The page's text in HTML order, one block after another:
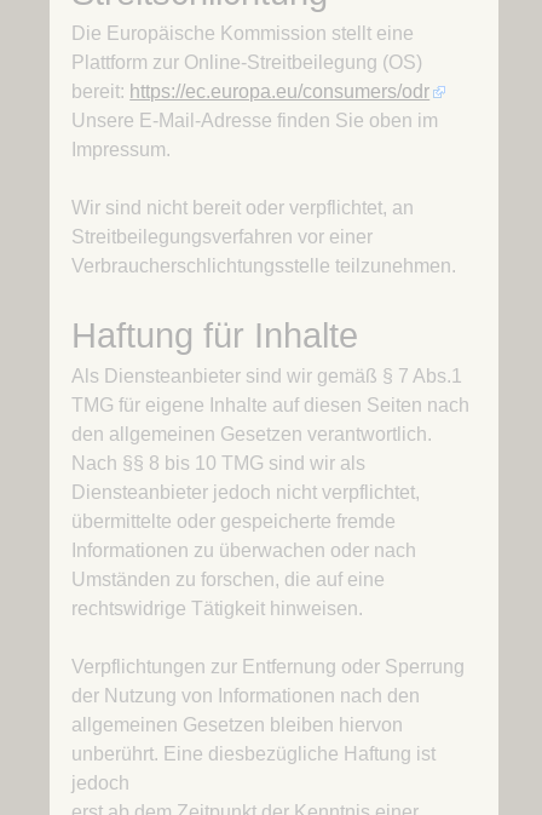
Die Europäische Kommission stellt eine
Plattform zur Online-Streitbeilegung (OS)
bereit: https://ec.europa.eu/consumers/odr
Unsere E-Mail-Adresse finden Sie oben im
Impressum.
Wir sind nicht bereit oder verpflichtet, an
Streitbeilegungsverfahren vor einer
Verbraucherschlichtungsstelle teilzunehmen.
Haftung für Inhalte
Als Diensteanbieter sind wir gemäß § 7 Abs.1
TMG für eigene Inhalte auf diesen Seiten nach
den allgemeinen Gesetzen verantwortlich.
Nach §§ 8 bis 10 TMG sind wir als
Diensteanbieter jedoch nicht verpflichtet,
übermittelte oder gespeicherte fremde
Informationen zu überwachen oder nach
Umständen zu forschen, die auf eine
rechtswidrige Tätigkeit hinweisen.
Verpflichtungen zur Entfernung oder Sperrung
der Nutzung von Informationen nach den
allgemeinen Gesetzen bleiben hiervon
unberührt. Eine diesbezügliche Haftung ist
jedoch